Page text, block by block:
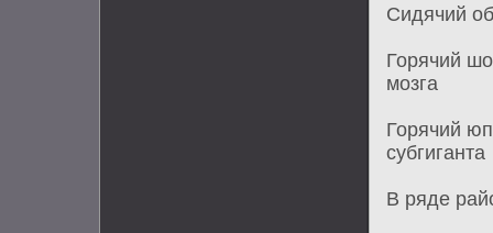
Сидячий
Горячий
мозга
Горячий
субгиганта
В ряде